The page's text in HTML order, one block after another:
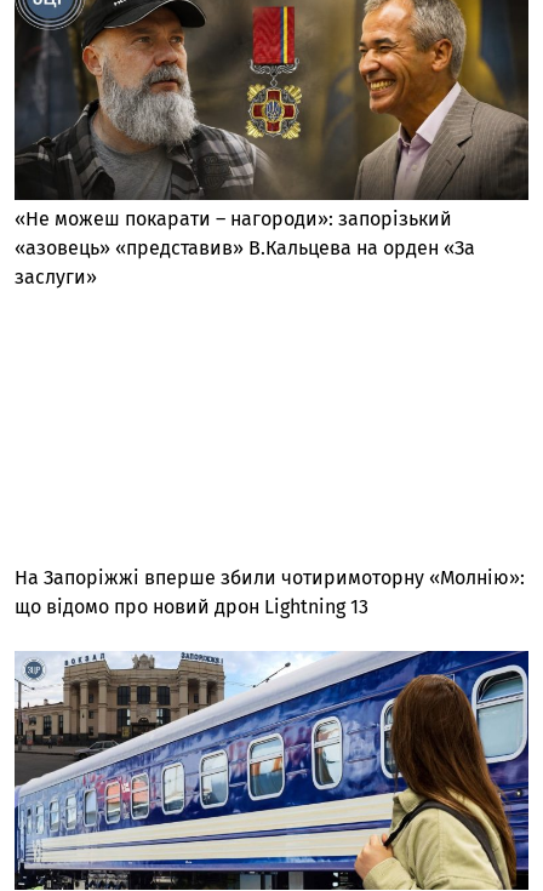
«Не можеш покарати – нагороди»: запорізький
«азовець» «представив» В.Кальцева на орден «За
заслуги»
На Запоріжжі вперше збили чотиримоторну «Молнію»:
що відомо про новий дрон Lightning 13